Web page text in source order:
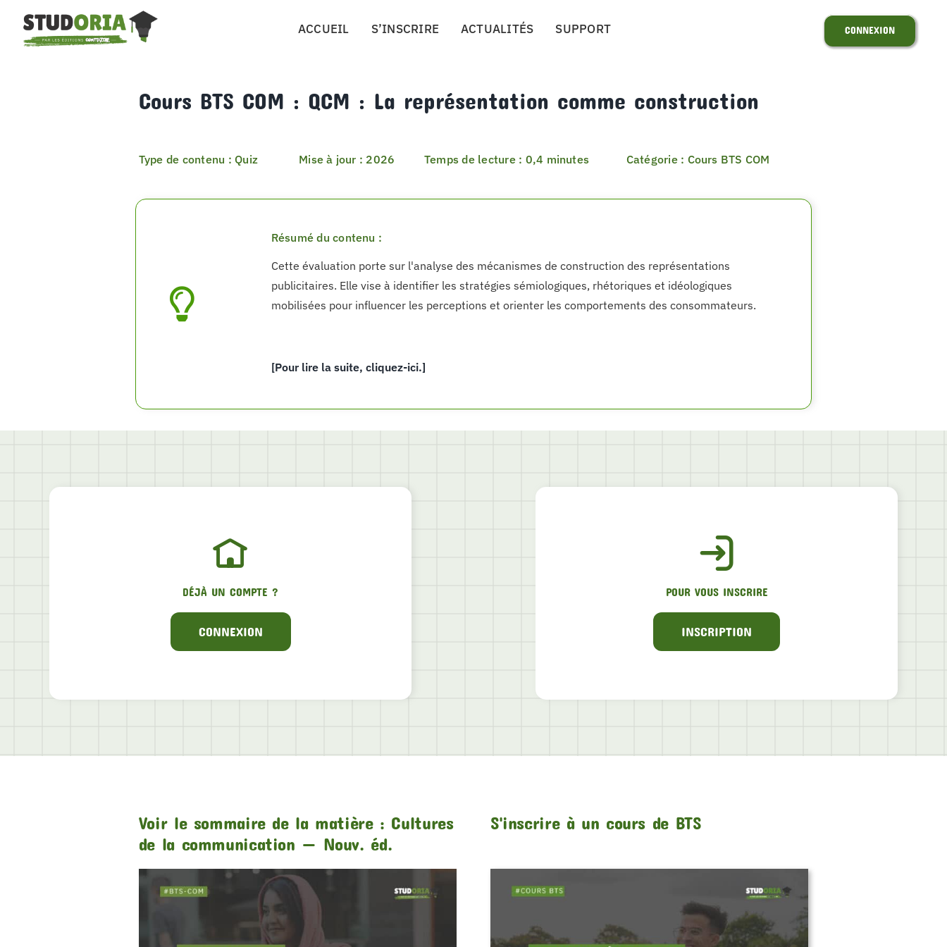
contenu
ACCUEIL S’INSCRIRE ACTUALITÉS SUPPORT CONNEXION
Cours BTS COM : QCM : La représentation comme construction
Type de contenu : Quiz Mise à jour : 2026 Temps de lecture : 0,4 minutes Catégorie : Cours BTS COM
Résumé du contenu :
Cette évaluation porte sur l'analyse des mécanismes de construction des représentations
publicitaires. Elle vise à identifier les stratégies sémiologiques, rhétoriques et idéologiques
mobilisées pour influencer les perceptions et orienter les comportements des consommateurs.
[Pour lire la suite, cliquez-ici.]
DÉJÀ UN COMPTE ?
CONNEXION
POUR VOUS INSCRIRE
INSCRIPTION
Voir le sommaire de la matière : Cultures
de la communication — Nouv. éd.
S'inscrire à un cours de BTS